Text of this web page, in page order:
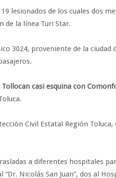
lesionados de los cuales dos
de la línea Turi Star.
3024, proveniente de la ciudad
casi esquina con
Civil Estatal Región
a diferentes hospitales
“Dr. Nicolás San Juan”, dos al